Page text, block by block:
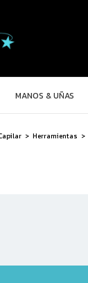
MANOS & UÑAS
> Herramientas >